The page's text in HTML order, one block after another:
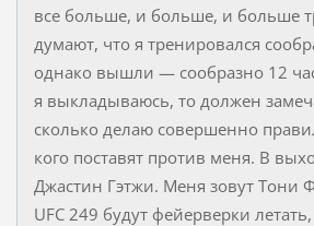
все больше, и больше, и больше
думают, что я тренировался
однако вышли — сообразно 12
я выкладываюсь, то должен
сколько делаю совершенно
кого поставят против меня. В
Джастин Гэтжи. Меня зовут Тони
UFC 249 будут фейерверки